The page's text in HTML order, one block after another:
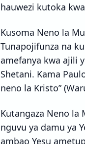
hauwezi kutoka
Kusoma Neno la
Tunapojifunza na
amefanya kwa ajili
Shetani. Kama
neno la Kristo”
Kutangaza Neno la
nguvu ya damu ya
ambao Yesu